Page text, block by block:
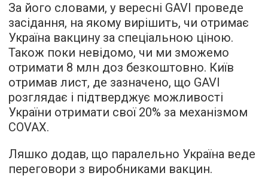
За його словами, у вересні GAVI проведе
засідання, на якому вирішить, чи отримає
Україна вакцину за спеціальною ціною.
Також поки невідомо, чи ми зможемо
отримати 8 млн доз безкоштовно. Київ
отримав лист, де зазначено, що GAVI
розглядає і підтверджує можливості
України отримати свої 20% за механізмом
COVAX.
Ляшко додав, що паралельно Україна веде
переговори з виробниками вакцин.